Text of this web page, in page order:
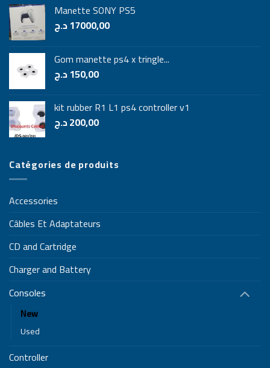
Manette SONY PS5
17000,00د.ج
Gom manette ps4 x tringle...
150,00د.ج
kit rubber R1 L1 ps4 controller v1
200,00د.ج
Catégories de produits
Accessories
Câbles Et Adaptateurs
CD and Cartridge
Charger and Battery
Consoles
New
Used
Controller